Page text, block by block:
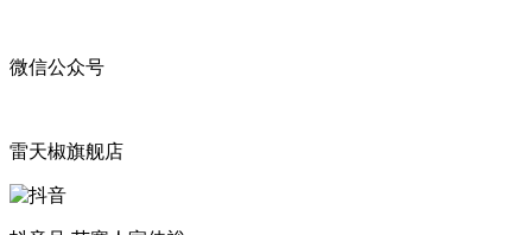
微信公众号
雷天椒旗舰店